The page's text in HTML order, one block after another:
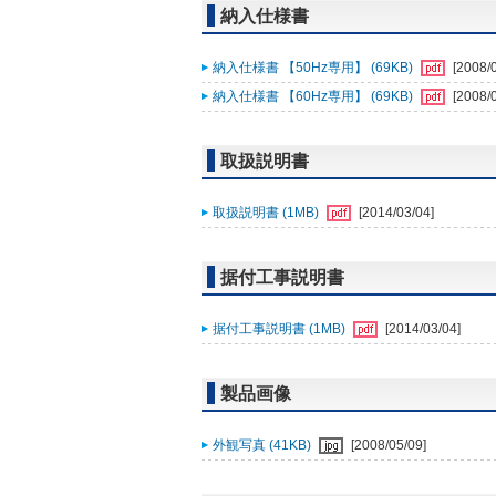
納入仕様書
納入仕様書 【50Hz専用】 (69KB)
[2008/
納入仕様書 【60Hz専用】 (69KB)
[2008/
取扱説明書
取扱説明書 (1MB) [2014/03/04]
据付工事説明書
据付工事説明書 (1MB) [2014/03/04]
製品画像
外観写真 (41KB) [2008/05/09]